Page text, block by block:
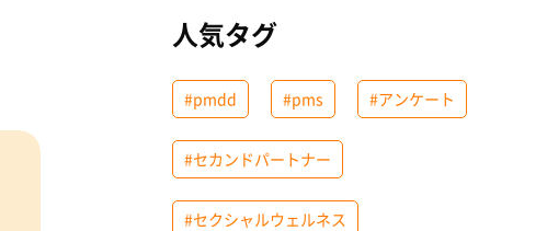
人気タグ
#pmdd #pms #アンケート
#セカンドパートナー
#セクシャルウェルネス